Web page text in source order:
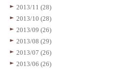
2013/11 (28)
2013/10 (28)
2013/09 (26)
2013/08 (29)
2013/07 (26)
2013/06 (26)